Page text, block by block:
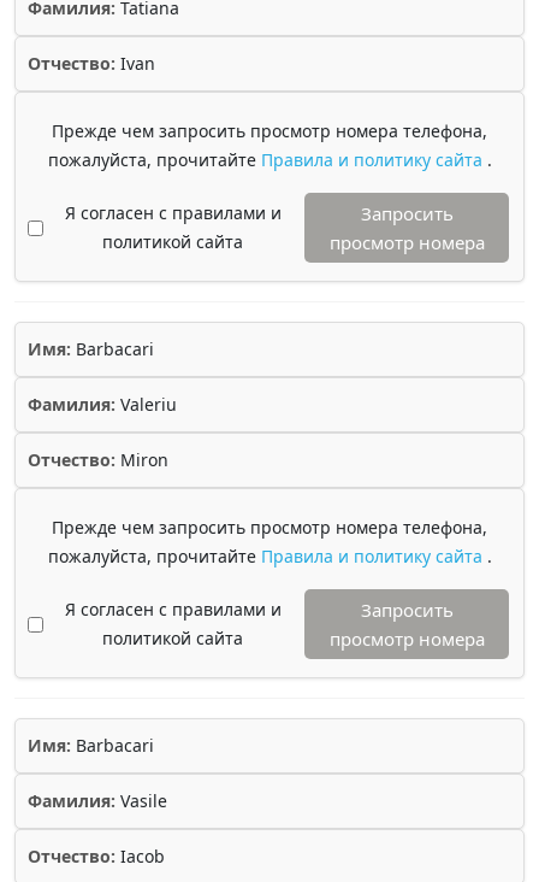
Фамилия: Tatiana
Отчество: Ivan
Прежде чем запросить просмотр номера телефона,
пожалуйста, прочитайте Правила и политику сайта .
Я согласен с правилами и
политикой сайта
Запросить
просмотр номера
Имя: Barbacari
Фамилия: Valeriu
Отчество: Miron
Прежде чем запросить просмотр номера телефона,
пожалуйста, прочитайте Правила и политику сайта .
Я согласен с правилами и
политикой сайта
Запросить
просмотр номера
Имя: Barbacari
Фамилия: Vasile
Отчество: Iacob